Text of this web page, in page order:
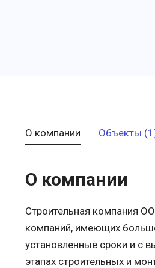
О компании Объекты
О компании
Строительная компания
компаний, имеющих
установленные сроки и с
этапах строительных и